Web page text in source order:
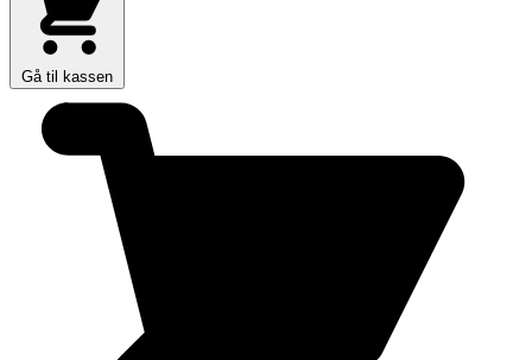
Gå til kassen